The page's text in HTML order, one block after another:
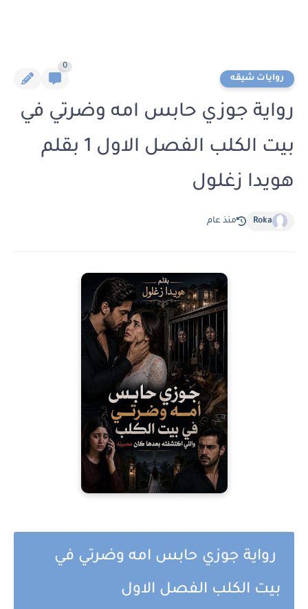
روايات شيقه
0
رواية جوزي حابس امه وضرتي في
بيت الكلب الفصل الاول 1 بقلم
هويدا زغلول
Roka منذ عام
رواية جوزي حابس امه وضرتي في
بيت الكلب الفصل الاول